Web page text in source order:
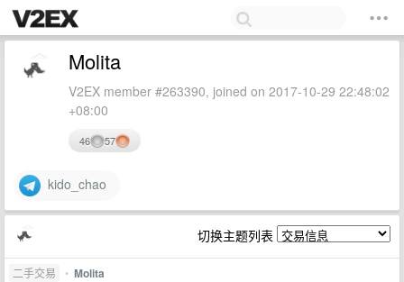
Molita
V2EX member #263390, joined on 2017-10-29 22:48:02
+08:00
46 57
kido_chao
切换主题列表
二手交易 • Molita